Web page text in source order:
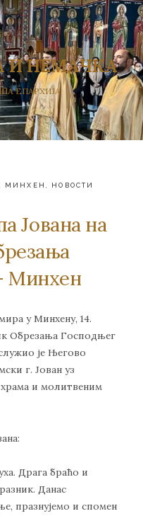
И НЕМАЧКА
ЕПАРХИЈА
МИНХЕН НОВОСТИ
Јована на
Минхен
у Минхену, 14.
Обрезања Господњег
је Његово
г. Јован уз
и молитвеним
Драга браћо и
Данас
празнујемо и спомен